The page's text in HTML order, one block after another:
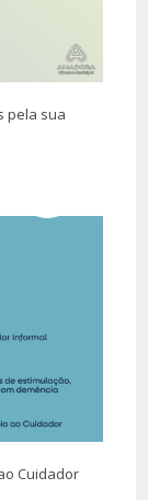
pela sua
Cuidador